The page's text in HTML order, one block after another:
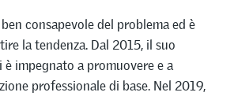
consapevole del problema ed è
la tendenza. Dal 2015, il suo
impegnato a promuovere e a
professionale di base. Nel 2019,